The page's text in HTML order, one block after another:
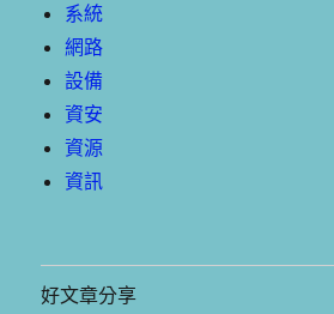
系統
網路
設備
資安
資源
資訊
好文章分享